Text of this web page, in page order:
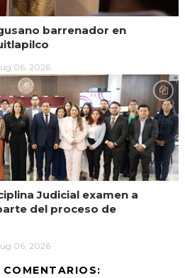
barrenador en
06, 2026
Judicial examen a
del proceso de
06, 2026
COMENTARIOS: